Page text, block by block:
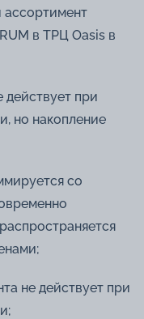
ассортимент
в ТРЦ Oasis в
действует при
но накопление
со
не действует при